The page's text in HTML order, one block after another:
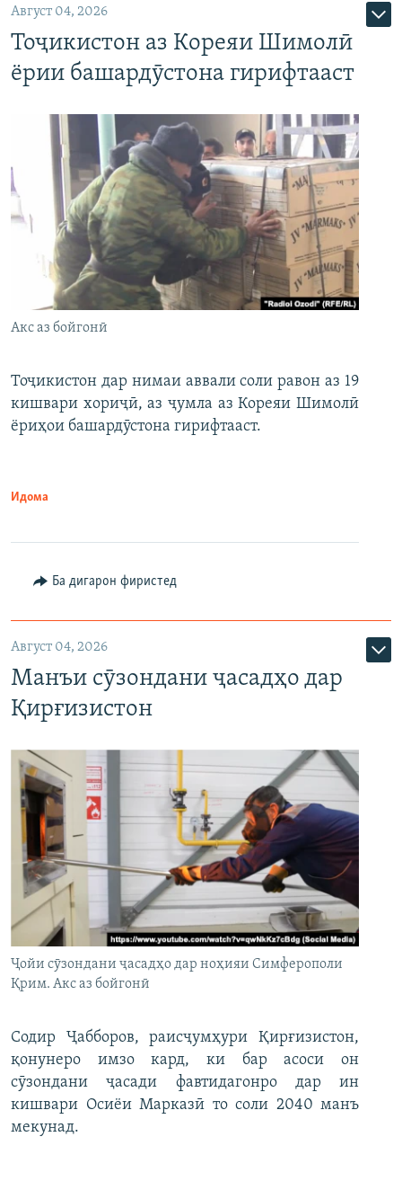
Август 04, 2026
Тоҷикистон аз Кореяи Шимолӣ
ёрии башардӯстона гирифтааст
Акс аз бойгонӣ
Тоҷикистон дар нимаи аввали соли равон аз 19
кишвари хориҷӣ, аз ҷумла аз Кореяи Шимолӣ
ёриҳои башардӯстона гирифтааст.
Идома
Ба дигарон фиристед
Август 04, 2026
Манъи сӯзондани ҷасадҳо дар
Қирғизистон
Ҷойи сӯзондани ҷасадҳо дар ноҳияи Симферополи
Қрим. Акс аз бойгонӣ
Содир Ҷабборов, раисҷумҳури Қирғизистон,
қонунеро имзо кард, ки бар асоси он
сӯзондани ҷасади фавтидагонро дар ин
кишвари Осиёи Марказӣ то соли 2040 манъ
мекунад.